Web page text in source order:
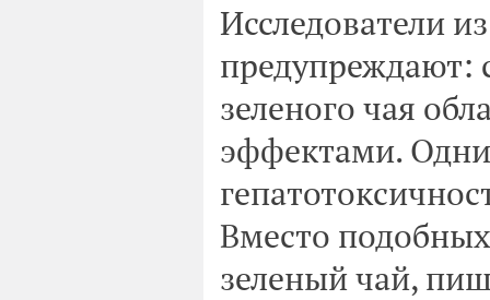
Исследователи
предупреждают:
зеленого чая
эффектами.
Вместо
зеленый чай,